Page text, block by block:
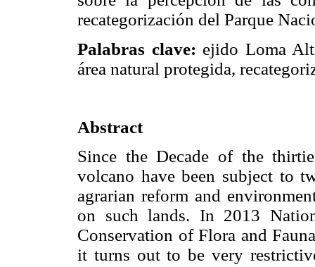
recategorización del Parque
Palabras clave: ejido Loma
área natural protegida,
Abstract
Since the Decade of the
volcano have been subject to
agrarian reform and
on such lands. In 2013
Conservation of Flora and
it turns out to be very